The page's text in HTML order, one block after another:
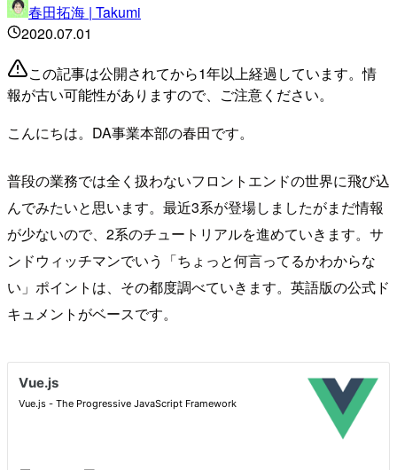
春田拓海 | Takumi
2020.07.01
この記事は公開されてから1年以上経過しています。情
報が古い可能性がありますので、ご注意ください。
こんにちは。DA事業本部の春田です。
普段の業務では全く扱わないフロントエンドの世界に飛び込
んでみたいと思います。最近3系が登場しましたがまだ情報
が少ないので、2系のチュートリアルを進めていきます。サ
ンドウィッチマンでいう「ちょっと何言ってるかわからな
い」ポイントは、その都度調べていきます。英語版の公式ド
キュメントがベースです。